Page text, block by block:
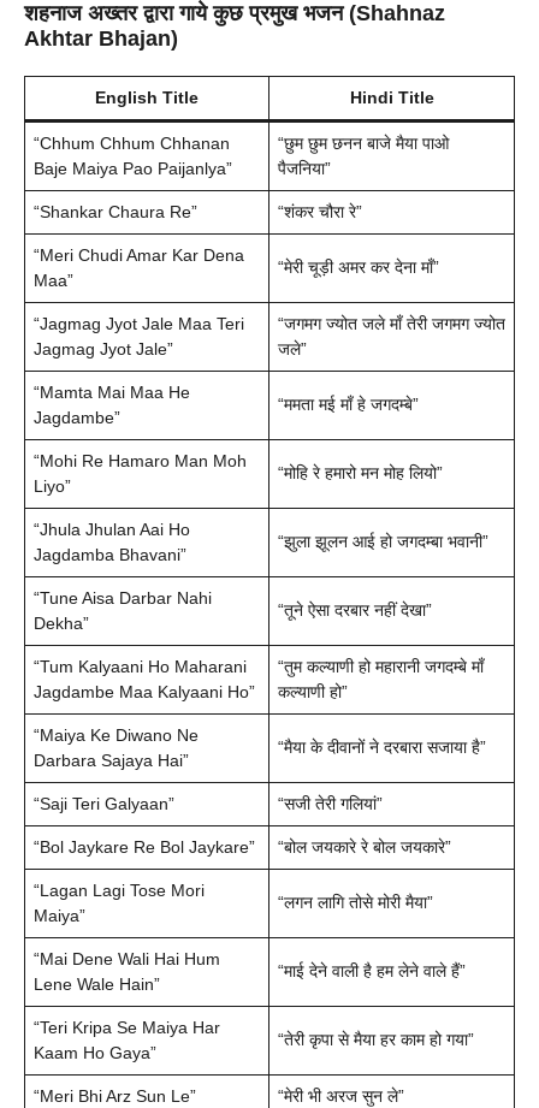
शहनाज अख्तर द्वारा गाये कुछ प्रमुख भजन (Shahnaz
Akhtar Bhajan)
English Title Hindi Title
“Chhum Chhum Chhanan
Baje Maiya Pao Paijanlya”
“छुम छुम छनन बाजे मैया पाओ
पैजनिया”
“Shankar Chaura Re” “शंकर चौरा रे”
“Meri Chudi Amar Kar Dena
Maa”
“मेरी चूड़ी अमर कर देना माँ”
“Jagmag Jyot Jale Maa Teri
Jagmag Jyot Jale”
“जगमग ज्योत जले माँ तेरी जगमग ज्योत
जले”
“Mamta Mai Maa He
Jagdambe”
“ममता मई माँ हे जगदम्बे”
“Mohi Re Hamaro Man Moh
Liyo”
“मोहि रे हमारो मन मोह लियो”
“Jhula Jhulan Aai Ho
Jagdamba Bhavani”
“झुला झूलन आई हो जगदम्बा भवानी”
“Tune Aisa Darbar Nahi
Dekha”
“तूने ऐसा दरबार नहीं देखा”
“Tum Kalyaani Ho Maharani
Jagdambe Maa Kalyaani Ho”
“तुम कल्याणी हो महारानी जगदम्बे माँ
कल्याणी हो”
“Maiya Ke Diwano Ne
Darbara Sajaya Hai”
“मैया के दीवानों ने दरबारा सजाया है”
“Saji Teri Galyaan” “सजी तेरी गलियां”
“Bol Jaykare Re Bol Jaykare” “बोल जयकारे रे बोल जयकारे”
“Lagan Lagi Tose Mori
Maiya”
“लगन लागि तोसे मोरी मैया”
“Mai Dene Wali Hai Hum
Lene Wale Hain”
“माई देने वाली है हम लेने वाले हैं”
“Teri Kripa Se Maiya Har
Kaam Ho Gaya”
“तेरी कृपा से मैया हर काम हो गया”
“Meri Bhi Arz Sun Le” “मेरी भी अरज सुन ले”